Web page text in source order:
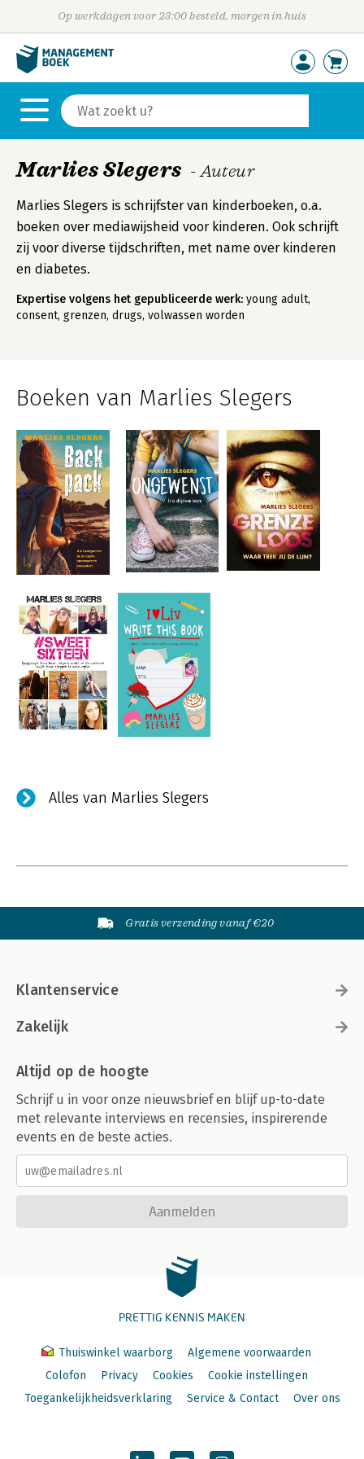
Op werkdagen voor 23:00 besteld, morgen in huis
Marlies Slegers - Auteur
Marlies Slegers is schrijfster van kinderboeken, o.a.
boeken over mediawijsheid voor kinderen. Ook schrijft
zij voor diverse tijdschriften, met name over kinderen
en diabetes.
Expertise volgens het gepubliceerde werk: young adult,
consent, grenzen, drugs, volwassen worden
Boeken van Marlies Slegers
Alles van Marlies Slegers
Gratis verzending vanaf €20
Klantenservice
Zakelijk
Altijd op de hoogte
Schrijf u in voor onze nieuwsbrief en blijf up-to-date
met relevante interviews en recensies, inspirerende
events en de beste acties.
Aanmelden
PRETTIG KENNIS MAKEN
Thuiswinkel waarborg
Algemene voorwaarden
Colofon
Privacy Cookies
Cookie instellingen
Toegankelijkheidsverklaring
Service & Contact Over ons